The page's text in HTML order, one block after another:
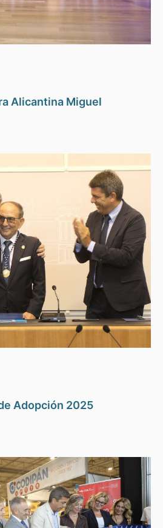
Alicantina Miguel
Adopción 2025